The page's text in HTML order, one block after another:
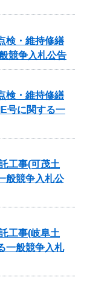
検・維持修繕
競争入札公告
検・維持修繕
号に関する一
工事(可茂土
般競争入札公
工事(岐阜土
一般競争入札